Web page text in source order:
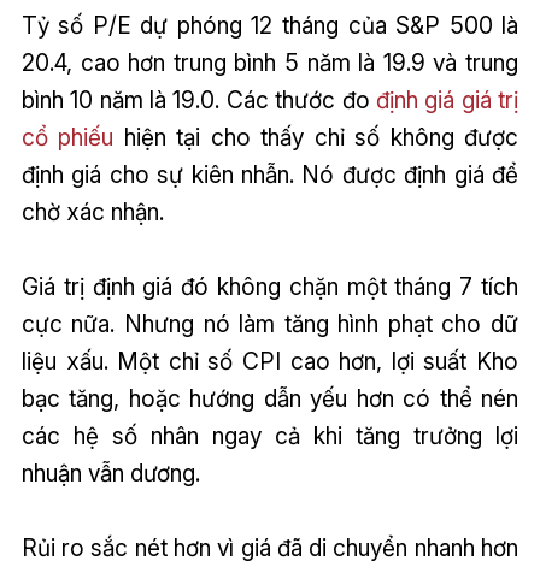
Tỷ số P/E dự phóng 12 tháng của S&P 500 là
20.4, cao hơn trung bình 5 năm là 19.9 và trung
bình 10 năm là 19.0. Các thước đo định giá giá trị
cổ phiếu hiện tại cho thấy chỉ số không được
định giá cho sự kiên nhẫn. Nó được định giá để
chờ xác nhận.
Giá trị định giá đó không chặn một tháng 7 tích
cực nữa. Nhưng nó làm tăng hình phạt cho dữ
liệu xấu. Một chỉ số CPI cao hơn, lợi suất Kho
bạc tăng, hoặc hướng dẫn yếu hơn có thể nén
các hệ số nhân ngay cả khi tăng trưởng lợi
nhuận vẫn dương.
Rủi ro sắc nét hơn vì giá đã di chuyển nhanh hơn